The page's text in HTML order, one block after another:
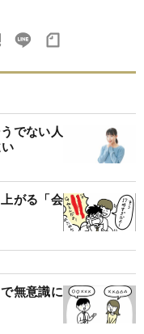
でない人
がる「会
無意識に